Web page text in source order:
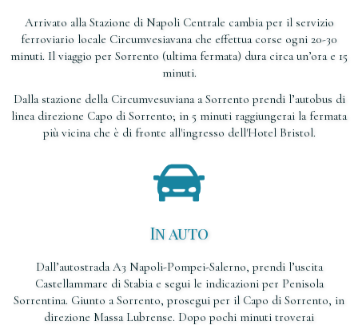
Arrivato alla Stazione di Napoli Centrale cambia per il servizio
ferroviario locale Circumvesiavana che effettua corse ogni 20-30
minuti. Il viaggio per Sorrento (ultima fermata) dura circa un’ora e 15
minuti.
Dalla stazione della Circumvesuviana a Sorrento prendi l’autobus di
linea direzione Capo di Sorrento; in 5 minuti raggiungerai la fermata
più vicina che è di fronte all'ingresso dell'Hotel Bristol.
In auto
Dall’autostrada A3 Napoli-Pompei-Salerno, prendi l’uscita
Castellammare di Stabia e segui le indicazioni per Penisola
Sorrentina. Giunto a Sorrento, prosegui per il Capo di Sorrento, in
direzione Massa Lubrense. Dopo pochi minuti troverai